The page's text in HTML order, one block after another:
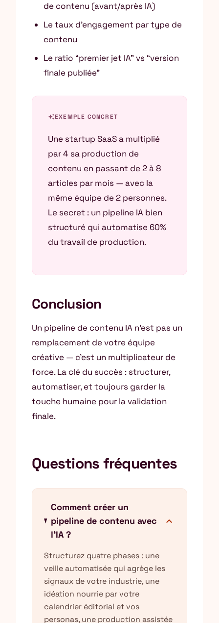
de contenu (avant/après IA)
Le taux d’engagement par type de
contenu
Le ratio “premier jet IA” vs “version
finale publiée”
auto_awesomeEXEMPLE CONCRET
Une startup SaaS a multiplié
par 4 sa production de
contenu en passant de 2 à 8
articles par mois — avec la
même équipe de 2 personnes.
Le secret : un pipeline IA bien
structuré qui automatise 60%
du travail de production.
Conclusion
Un pipeline de contenu IA n’est pas un
remplacement de votre équipe
créative — c’est un multiplicateur de
force. La clé du succès : structurer,
automatiser, et toujours garder la
touche humaine pour la validation
finale.
Questions fréquentes
Comment créer un
pipeline de contenu avec
l'IA ?
expand_more
Structurez quatre phases : une
veille automatisée qui agrège les
signaux de votre industrie, une
idéation nourrie par votre
calendrier éditorial et vos
personas, une production assistée